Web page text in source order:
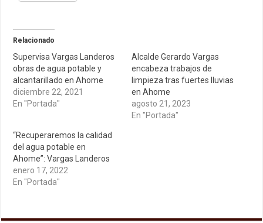
Relacionado
Supervisa Vargas Landeros
obras de agua potable y
alcantarillado en Ahome
diciembre 22, 2021
En "Portada"
Alcalde Gerardo Vargas
encabeza trabajos de
limpieza tras fuertes lluvias
en Ahome
agosto 21, 2023
En "Portada"
“Recuperaremos la calidad
del agua potable en
Ahome”: Vargas Landeros
enero 17, 2022
En "Portada"